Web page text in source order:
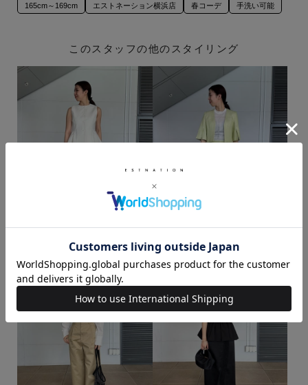
165cm～169cm エストネーション横浜店 春コーデ 手洗い可能
このスタッフの他のスタイリング